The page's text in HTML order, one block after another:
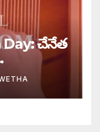
చేనేత